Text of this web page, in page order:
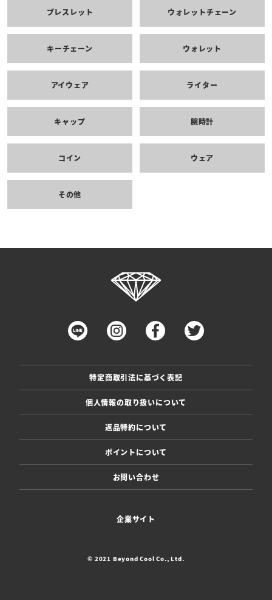
ブレスレット ウォレットチェーン
キーチェーン ウォレット
アイウェア ライター
キャップ 腕時計
コイン ウェア
その他
特定商取引法に基づく表記
個人情報の取り扱いについて
返品特約について
ポイントについて
お問い合わせ
企業サイト
© 2021 Beyond Cool Co., Ltd.